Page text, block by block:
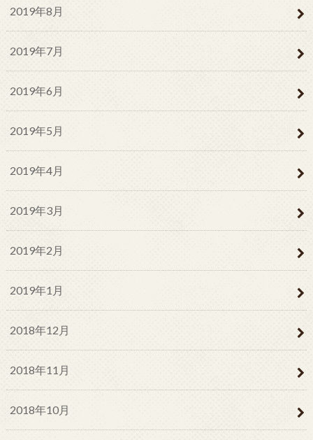
2019年8月
2019年7月
2019年6月
2019年5月
2019年4月
2019年3月
2019年2月
2019年1月
2018年12月
2018年11月
2018年10月